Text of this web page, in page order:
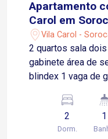
Apartamento
Carol em
Vila Carol -
2 quartos sala
gabinete área de serviço banheiro social com box
blindex 1 vaga de garagem Acabamento de
condomínio
lazer com
Localizado na Av.
2
Dorm.
1